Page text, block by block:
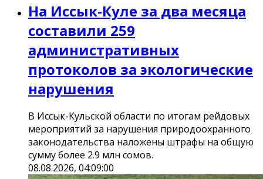
На Иссык-Куле за два месяца
составили 259
административных
протоколов за экологические
нарушения
В Иссык-Кульской области по итогам рейдовых
мероприятий за нарушения природоохранного
законодательства наложены штрафы на общую
сумму более 2.9 млн сомов.
08.08.2026, 04:09:00